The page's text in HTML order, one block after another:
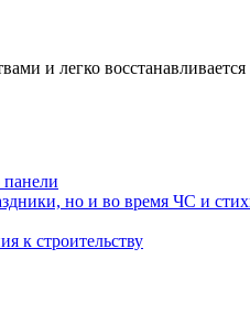
и легко
но и во время ЧС и
к строительству